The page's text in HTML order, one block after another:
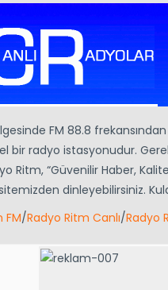
FM 88.8
radyo istasyonudur.
“Güvenilir Haber,
dinleyebilirsiniz.
FM/Radyo Ritm Canlı/Radyo